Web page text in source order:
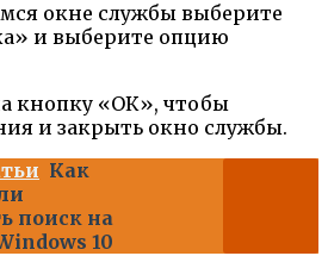
окне службы выберите
и выберите опцию
кнопку «ОК», чтобы
и закрыть окно службы.
Как
поиск на
10